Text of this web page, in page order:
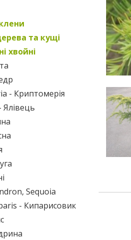
та кущі
хвойні
- Криптомерія
Ялівець
Sequoia
- Кипарисовик